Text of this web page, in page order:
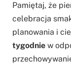
Pamiętaj, że
celebracja
planowania i
tygodnie w